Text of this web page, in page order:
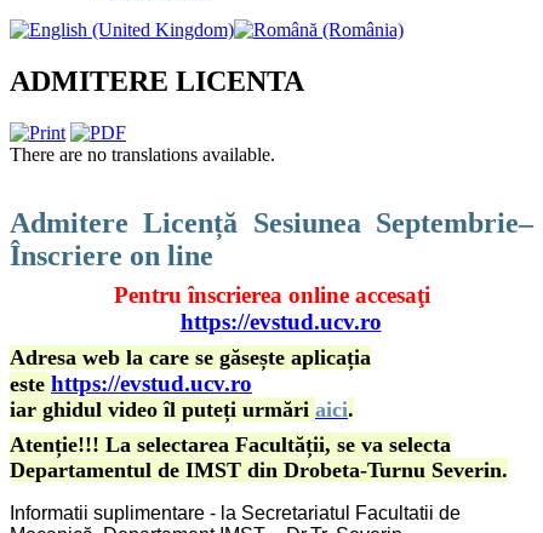
ADMITERE LICENTA
There are no translations available.
Admitere Licență Sesiunea Septembrie–
Înscriere on line
Pentru înscrierea online accesaţi
https://evstud.ucv.ro
Adresa web la care se găsește aplicația
este https://evstud.ucv.ro
iar ghidul video îl puteți urmări aici.
Atenție!!! La selectarea Facultății, se va selecta
Departamentul de IMST din Drobeta-Turnu Severin.
Informatii suplimentare - la Secretariatul Facultatii de